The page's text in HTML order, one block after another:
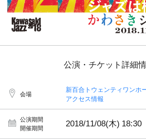
公演・チケット詳細
会場
新百合トウェンティワンホ
アクセス情報
公演期間
開催期間
2018/11/08(木) 18:30